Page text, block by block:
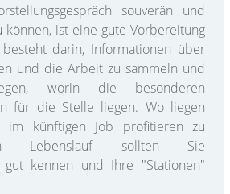
souverän und
können, ist eine gute Vorbereitung
darin, Informationen über
und die Arbeit zu sammeln und
worin die besonderen
für die Stelle liegen. Wo liegen
im künftigen Job profitieren zu
Lebenslauf sollten Sie
gut kennen und Ihre "Stationen"